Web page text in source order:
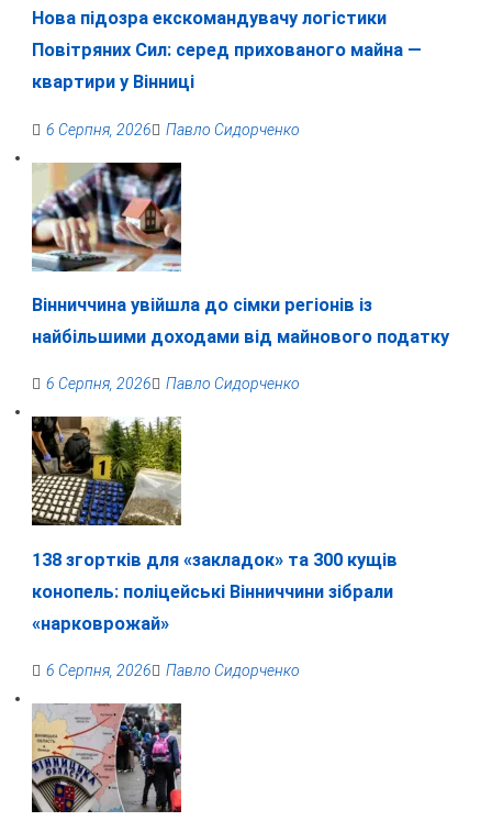
Нова підозра екскомандувачу логістики
Повітряних Сил: серед прихованого майна —
квартири у Вінниці
6 Серпня, 2026 Павло Сидорченко
Вінниччина увійшла до сімки регіонів із
найбільшими доходами від майнового податку
6 Серпня, 2026 Павло Сидорченко
138 згортків для «закладок» та 300 кущів
конопель: поліцейські Вінниччини зібрали
«нарковрожай»
6 Серпня, 2026 Павло Сидорченко